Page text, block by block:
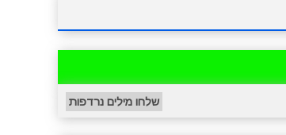
שלחו מילים נרדפות